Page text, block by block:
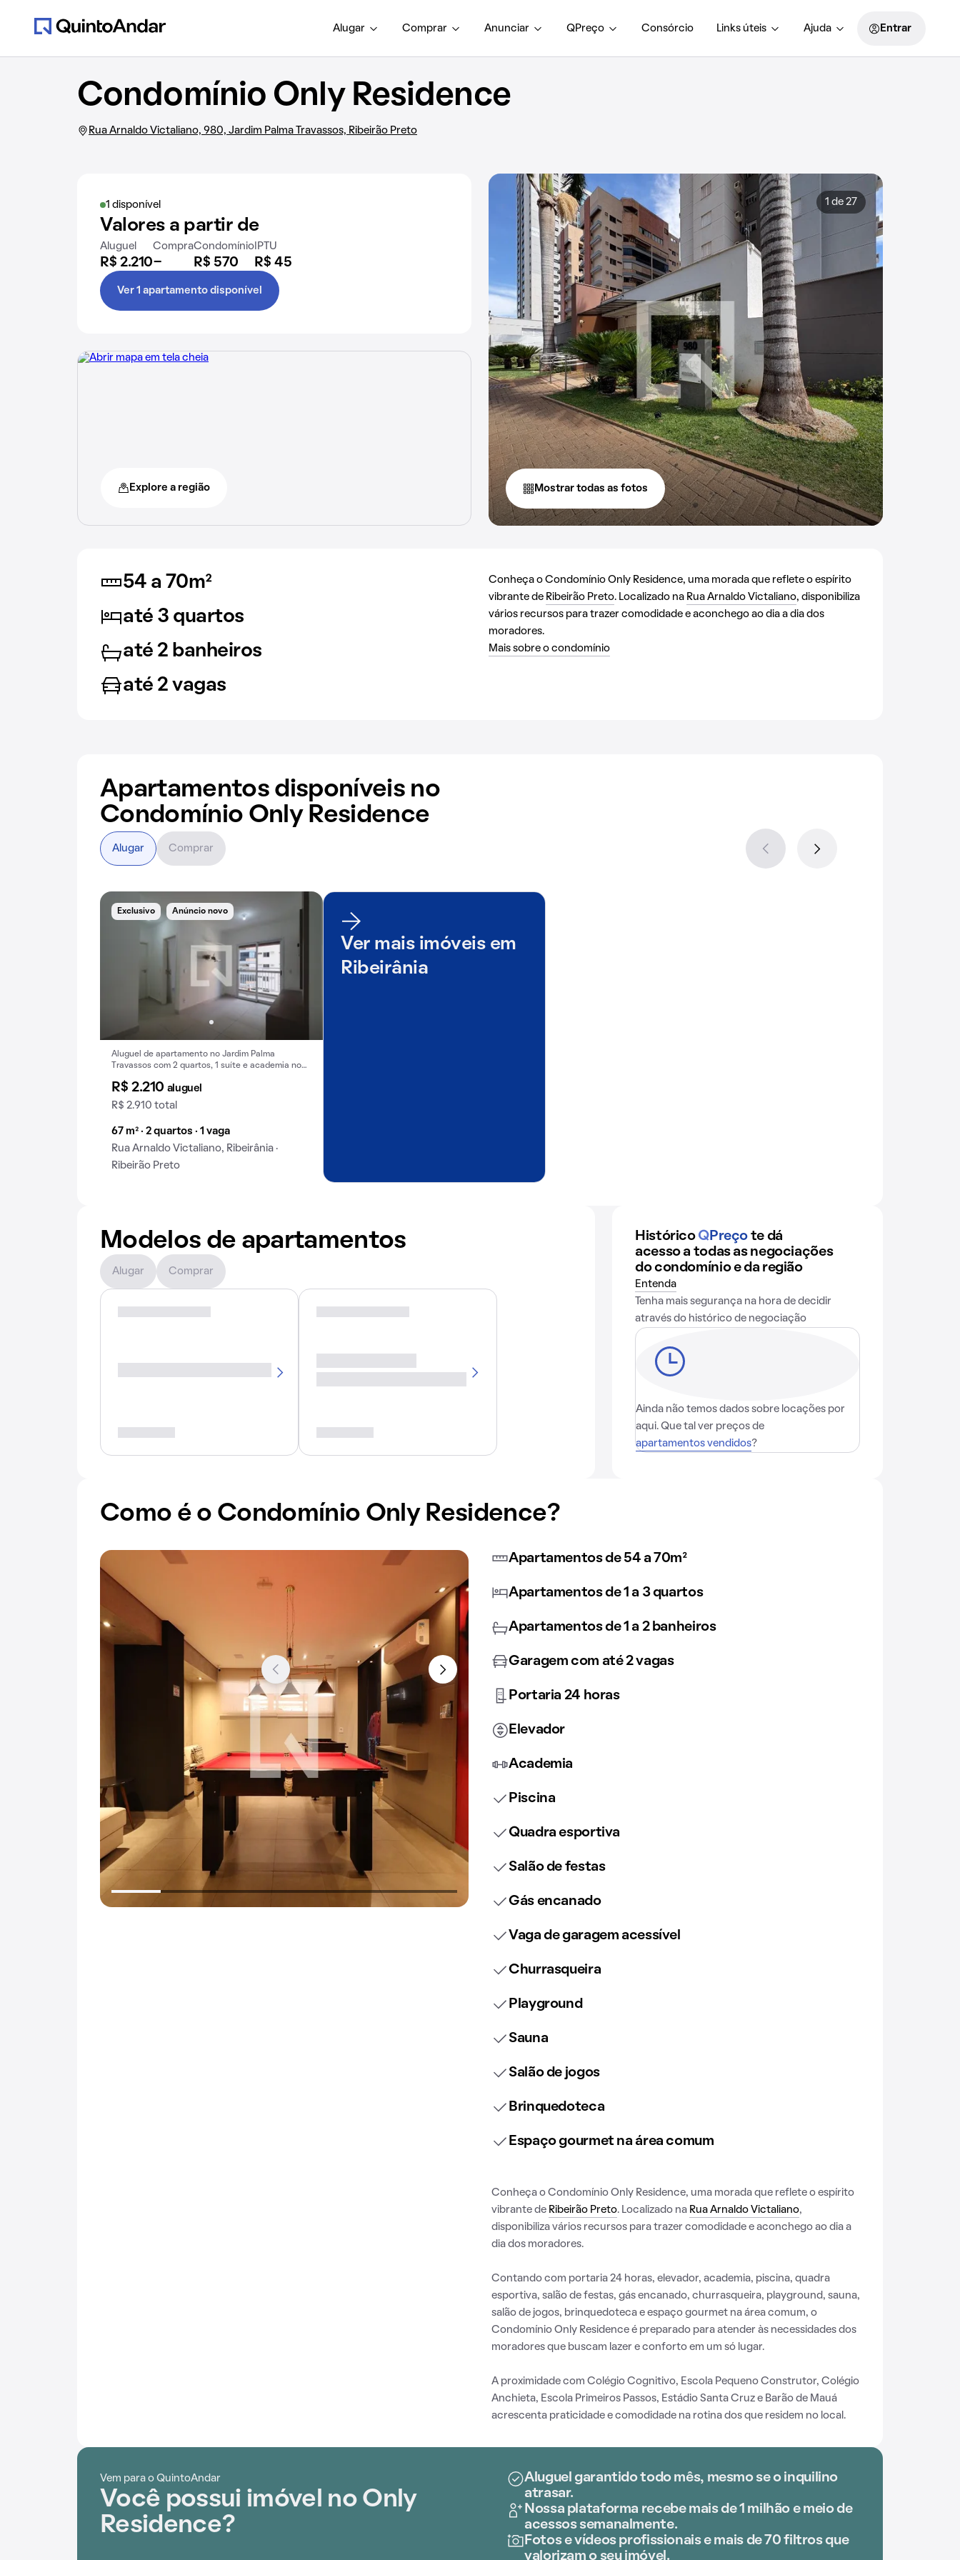
Alugar Comprar Anunciar QPreço Consórcio Links úteis Ajuda Entrar
Condomínio Only Residence
Rua Arnaldo Victaliano, 980, Jardim Palma Travassos, Ribeirão Preto
1 disponível
Valores a partir de
Aluguel
R$ 2.210
Compra
-
Condomínio
R$ 570
IPTU
R$ 45
Ver 1 apartamento disponível
Explore a região
1 de 27
Mostrar todas as fotos
54 a 70m²
até 3 quartos
até 2 banheiros
até 2 vagas
Conheça o Condomínio Only Residence, uma morada que reflete o espírito
vibrante de Ribeirão Preto. Localizado na Rua Arnaldo Victaliano, disponibiliza
vários recursos para trazer comodidade e aconchego ao dia a dia dos
moradores.
Mais sobre o condomínio
Apartamentos disponíveis no
Condomínio Only Residence
Exclusivo Anúncio novo
Aluguel de apartamento no Jardim Palma
Travassos com 2 quartos, 1 suíte e academia no
R$ 2.210 aluguel
R$ 2.910 total
67 m² · 2 quartos · 1 vaga
Rua Arnaldo Victaliano, Ribeirânia ·
Ribeirão Preto
Ver mais imóveis em
Ribeirânia
Alugar Comprar
Modelos de apartamentos
Alugar Comprar
Histórico QPreço te dá
acesso a todas as negociações
do condomínio e da região
Entenda
Tenha mais segurança na hora de decidir
através do histórico de negociação
Ainda não temos dados sobre locações por
aqui. Que tal ver preços de
apartamentos vendidos?
Como é o Condomínio Only Residence?
Apartamentos de 54 a 70m²
Apartamentos de 1 a 3 quartos
Apartamentos de 1 a 2 banheiros
Garagem com até 2 vagas
Portaria 24 horas
Elevador
Academia
Piscina
Quadra esportiva
Salão de festas
Gás encanado
Vaga de garagem acessível
Churrasqueira
Playground
Sauna
Salão de jogos
Brinquedoteca
Espaço gourmet na área comum
Conheça o Condomínio Only Residence, uma morada que reflete o espírito
vibrante de Ribeirão Preto. Localizado na Rua Arnaldo Victaliano,
disponibiliza vários recursos para trazer comodidade e aconchego ao dia a
dia dos moradores.
Contando com portaria 24 horas, elevador, academia, piscina, quadra
esportiva, salão de festas, gás encanado, churrasqueira, playground, sauna,
salão de jogos, brinquedoteca e espaço gourmet na área comum, o
Condomínio Only Residence é preparado para atender às necessidades dos
moradores que buscam lazer e conforto em um só lugar.
A proximidade com Colégio Cognitivo, Escola Pequeno Construtor, Colégio
Anchieta, Escola Primeiros Passos, Estádio Santa Cruz e Barão de Mauá
acrescenta praticidade e comodidade na rotina dos que residem no local.
Vem para o QuintoAndar
Você possui imóvel no Only
Residence?
Aluguel garantido todo mês, mesmo se o inquilino
atrasar.
Nossa plataforma recebe mais de 1 milhão e meio de
acessos semanalmente.
Fotos e vídeos profissionais e mais de 70 filtros que
valorizam o seu imóvel.